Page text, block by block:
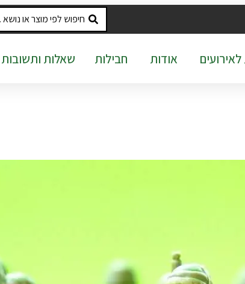
אודות חבילות שאלות ותשובות